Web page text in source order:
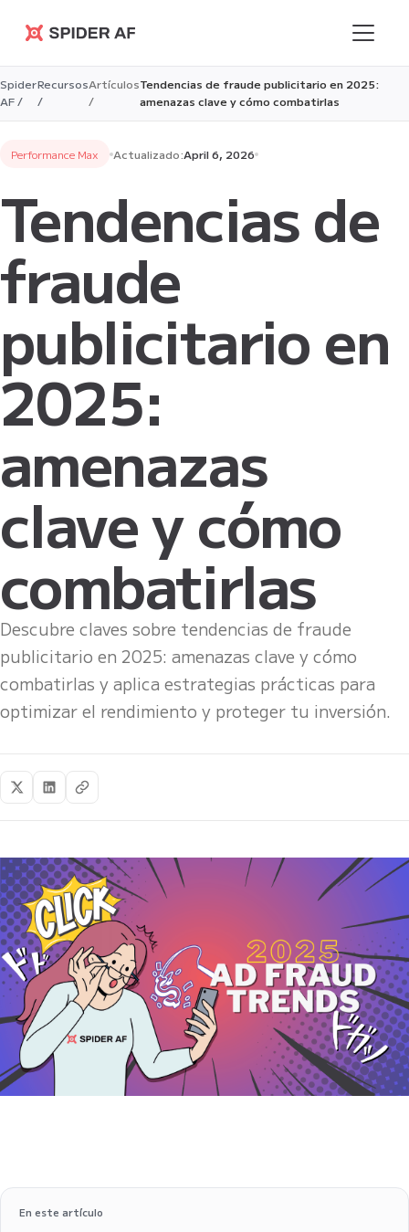
Spider AF
Spider
AF /
Recursos
/
Artículos
/
Tendencias de fraude publicitario en 2025:
amenazas clave y cómo combatirlas
Performance Max Actualizado:April 6, 2026
Tendencias de
fraude
publicitario en
2025:
amenazas
clave y cómo
combatirlas
Descubre claves sobre tendencias de fraude
publicitario en 2025: amenazas clave y cómo
combatirlas y aplica estrategias prácticas para
optimizar el rendimiento y proteger tu inversión.
En este artículo